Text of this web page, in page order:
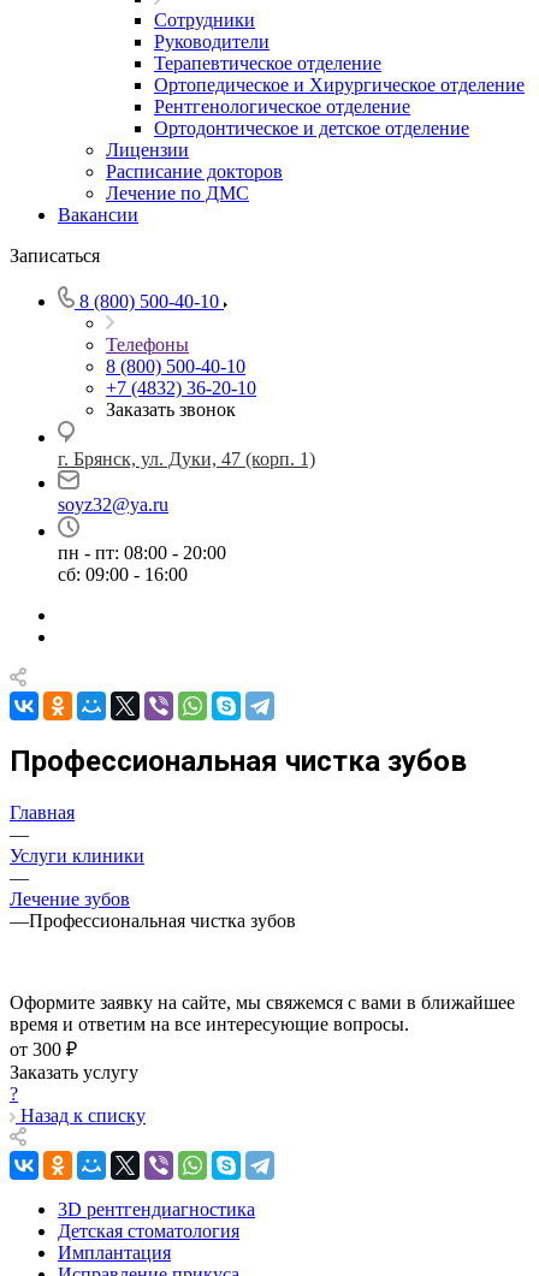
Сотрудники
Руководители
Терапевтическое отделение
Ортопедическое и Хирургическое отделение
Рентгенологическое отделение
Ортодонтическое и детское отделение
Лицензии
Расписание докторов
Лечение по ДМС
Вакансии
Записаться
8 (800) 500-40-10
Телефоны
8 (800) 500-40-10
+7 (4832) 36-20-10
Заказать звонок
г. Брянск, ул. Дуки, 47 (корп. 1)
soyz32@ya.ru
пн - пт: 08:00 - 20:00
сб: 09:00 - 16:00
Профессиональная чистка зубов
Главная
—
Услуги клиники
—
Лечение зубов
—Профессиональная чистка зубов
Оформите заявку на сайте, мы свяжемся с вами в ближайшее
время и ответим на все интересующие вопросы.
от 300 ₽
Заказать услугу
?
Назад к списку
3D рентгендиагностика
Детская стоматология
Имплантация